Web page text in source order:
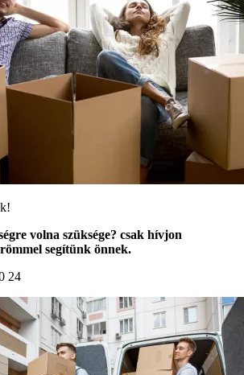
volna szüksége? csak hívjon
segítünk önnek.
24